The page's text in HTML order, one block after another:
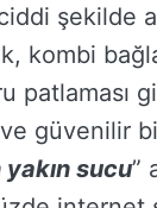
şekilde
kombi
patlaması
ve güvenilir
yakın sucu”